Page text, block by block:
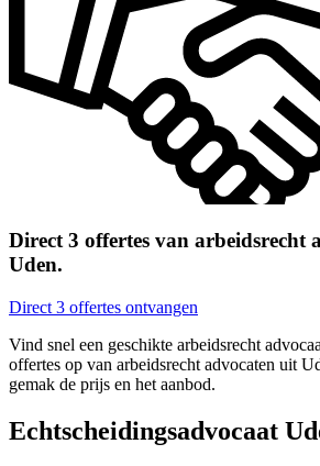
Direct 3 offertes van arbeidsrecht
Uden.
Direct 3 offertes ontvangen
Vind snel een geschikte arbeidsrecht
offertes op van arbeidsrecht advocaten uit
gemak de prijs en het aanbod.
Echtscheidingsadvocaat